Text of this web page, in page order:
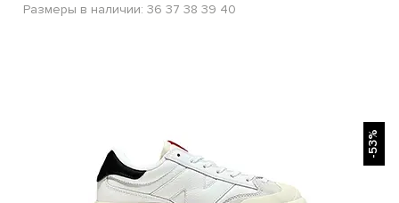
Размеры в наличии: 36 37 38 39 40
-53%